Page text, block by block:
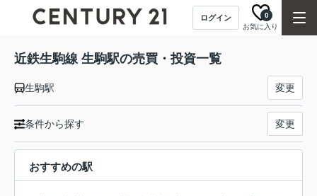
ログイン
お気に入り
0
近鉄生駒線 生駒駅の売買・投資一覧
生駒駅 変更
条件から探す 変更
おすすめの駅